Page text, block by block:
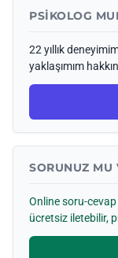
PSIKOLOG
22 yıllık
yaklaşımım
SORUNUZ MU
Online soru-
ücretsiz iletebilir,